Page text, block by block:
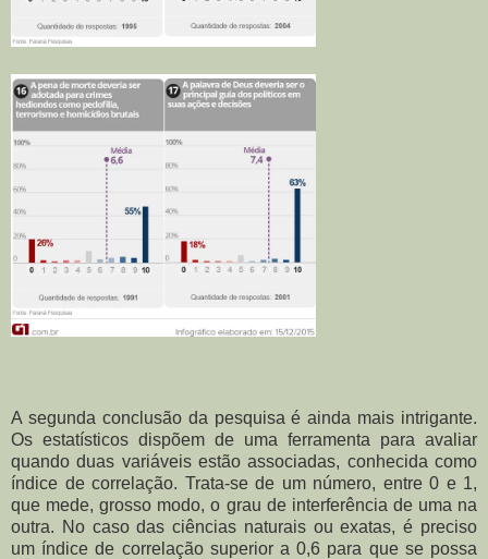
A segunda conclusão da pesquisa é ainda mais intrigante.
Os estatísticos dispõem de uma ferramenta para avaliar
quando duas variáveis estão associadas, conhecida como
índice de correlação. Trata-se de um número, entre 0 e 1,
que mede, grosso modo, o grau de interferência de uma na
outra. No caso das ciências naturais ou exatas, é preciso
um índice de correlação superior a 0,6 para que se possa